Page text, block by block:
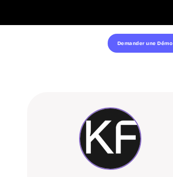
Demander une Démo